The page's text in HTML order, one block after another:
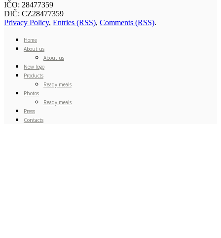
IČO: 28477359
DIČ: CZ28477359
Privacy Policy, Entries (RSS), Comments (RSS).
Home
About us
About us
New logo
Products
Ready meals
Photos
Ready meals
Press
Contacts